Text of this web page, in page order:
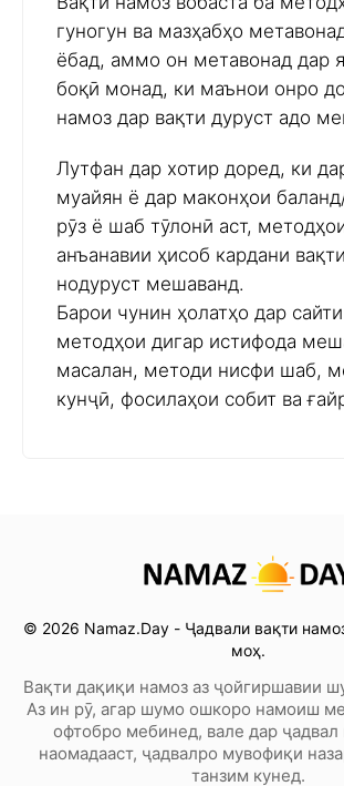
гуногун ва мазҳабҳо
ёбад, аммо он метавонад дар
боқӣ монад, ки маънои онро
намоз дар вақти дуруст адо
Лутфан дар хотир доред, ки
муайян ё дар маконҳои
рӯз ё шаб тӯлонӣ аст,
анъанавии ҳисоб кардани
нодуруст мешаванд.
Барои чунин ҳолатҳо дар
методҳои дигар истифода
масалан, методи нисфи шаб,
кунҷӣ, фосилаҳои собит ва
© 2026 Namaz.Day - Ҷадвали вақти
моҳ.
Вақти дақиқи намоз аз ҷойгиршавии
Аз ин рӯ, агар шумо ошкоро намоиш
офтобро мебинед, вале дар ҷадвал
наомадааст, ҷадвалро мувофиқи
танзим кунед.